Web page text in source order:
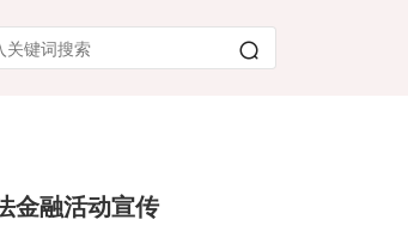
金融活动宣传